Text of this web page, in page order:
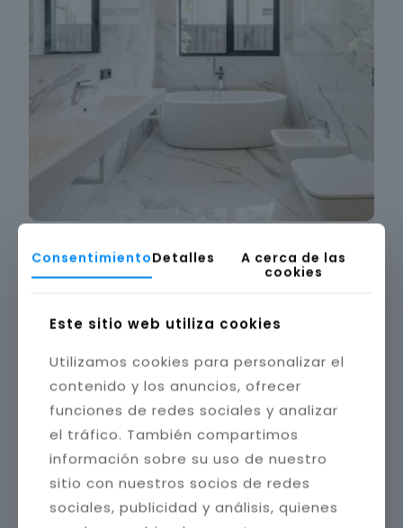
ConsentimientoDetalles
A cerca de las
cookies
Este sitio web utiliza cookies
Utilizamos cookies para personalizar el
contenido y los anuncios, ofrecer
funciones de redes sociales y analizar
el tráfico. También compartimos
información sobre su uso de nuestro
sitio con nuestros socios de redes
sociales, publicidad y análisis, quienes